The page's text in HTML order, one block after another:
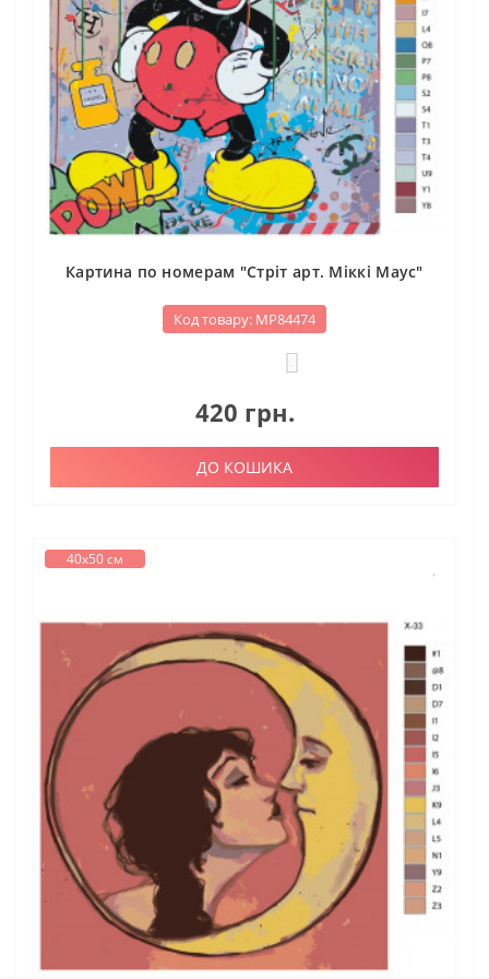
Картина по номерам "Стріт арт. Міккі Маус"
Код товару: МР84474
420 грн.
ДО КОШИКА
40х50 см